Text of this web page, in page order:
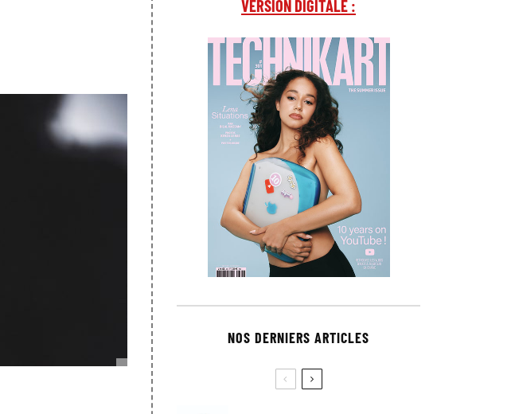
VERSION DIGITALE :
NOS DERNIERS ARTICLES